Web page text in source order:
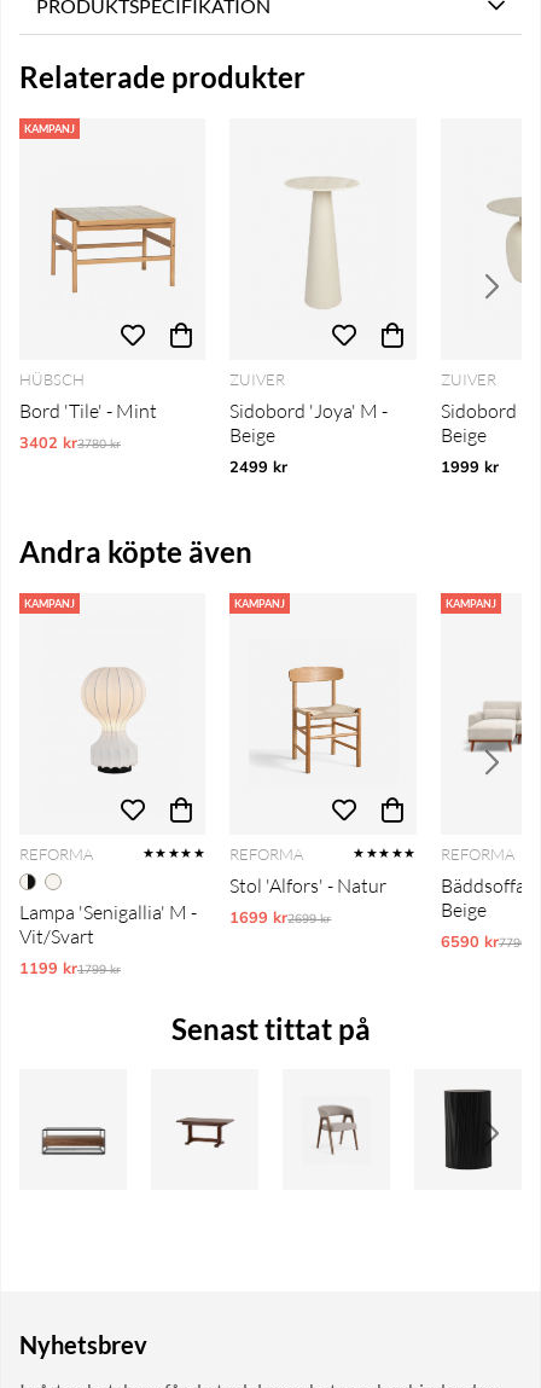
PRODUKTSPECIFIKATION
Relaterade produkter
KAMPANJ
HÜBSCH
Bord 'Tile' - Mint
3402 krOrdinarie pris:
3780 kr
ZUIVER
Sidobord 'Joya' M -
Beige
2499 kr
ZUIVER
Sidobord
Beige
1999 kr
Andra köpte även
KAMPANJ
REFORMA ★★★★★
Lampa 'Senigallia' M -
Vit/Svart
1199 krOrdinarie pris:
1799 kr
KAMPANJ
REFORMA ★★★★★
Stol 'Alfors' - Natur
1699 krOrdinarie pris:
2699 kr
KAMPANJ
REFORMA
Bäddsoffa
Beige
6590 kr7790 kr
Senast tittat på
Nyhetsbrev